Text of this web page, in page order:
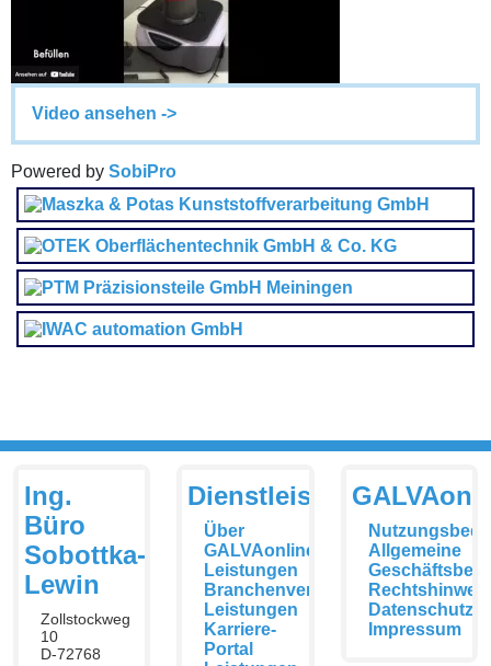
Video ansehen ->
Powered by SobiPro
Ing.
Büro
Sobottka-
Lewin
Zollstockweg
10
D-72768
Dienstleistungen
Über
GALVAonline
Leistungen
Branchenverzeichnis
Leistungen
Karriere-
Portal
Allgemeine
Impressum